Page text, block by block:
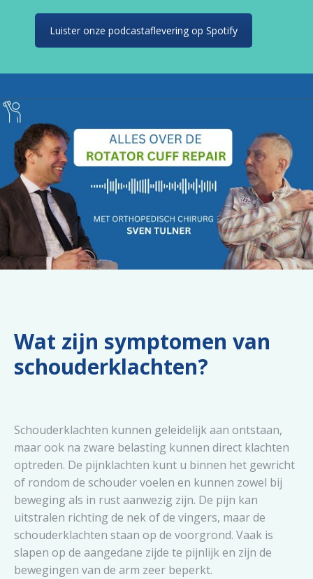
Luister onze podcastaflevering op Spotify
Wat zijn symptomen van
schouderklachten?
Schouderklachten kunnen geleidelijk aan ontstaan,
maar ook na zware belasting kunnen direct klachten
optreden. De pijnklachten kunt u binnen het gewricht
of rondom de schouder voelen en kunnen zowel bij
beweging als in rust aanwezig zijn. De pijn kan
uitstralen richting de nek of de vingers, maar de
schouderklachten staan op de voorgrond. Vaak is
slapen op de aangedane zijde te pijnlijk en zijn de
bewegingen van de arm zeer beperkt.